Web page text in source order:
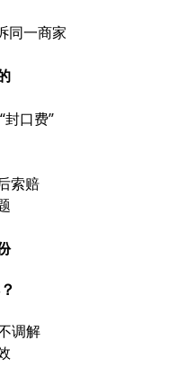
同一商家
封口费”
索赔
调解